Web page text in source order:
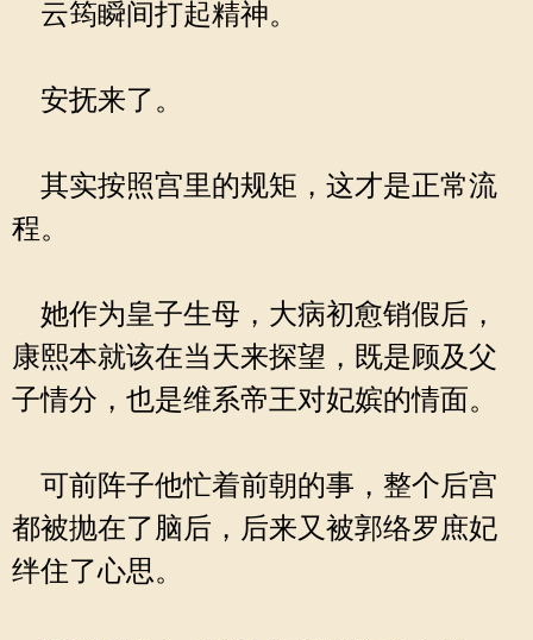
云筠瞬间打起精神。
安抚来了。
其实按照宫里的规矩，这才是正常流
程。
她作为皇子生母，大病初愈销假后，
康熙本就该在当天来探望，既是顾及父
子情分，也是维系帝王对妃嫔的情面。
可前阵子他忙着前朝的事，整个后宫
都被抛在了脑后，后来又被郭络罗庶妃
绊住了心思。